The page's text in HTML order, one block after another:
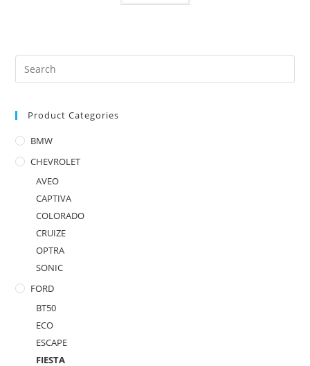
Product Categories
BMW
CHEVROLET
AVEO
CAPTIVA
COLORADO
CRUIZE
OPTRA
SONIC
FORD
BT50
ECO
ESCAPE
FIESTA